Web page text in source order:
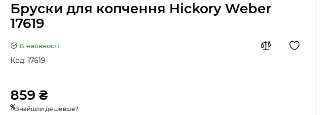
Бруски для копчення Hickory Weber
17619
В наявності
Код: 17619
859 ₴
Знайшли дешевше?